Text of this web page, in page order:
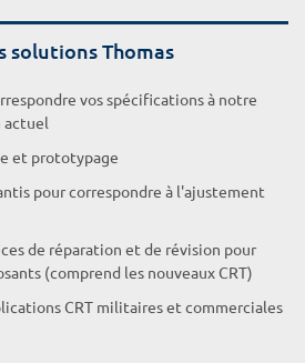
solutions Thomas
vos spécifications à notre
actuel
et prototypage
pour correspondre à l'ajustement
de réparation et de révision pour
(comprend les nouveaux CRT)
CRT militaires et commerciales